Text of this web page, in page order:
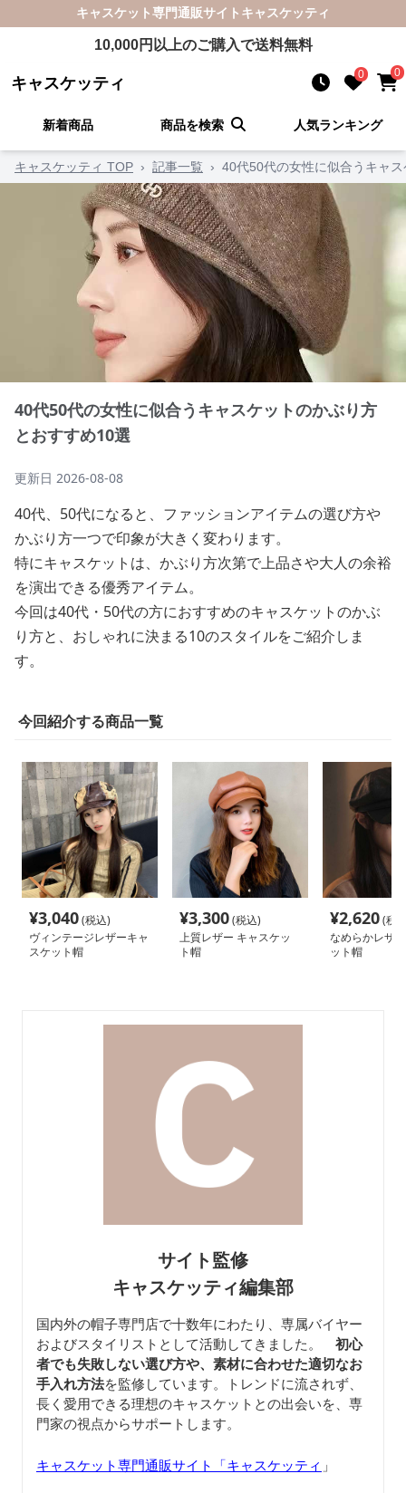
キャスケット専門通販サイト キャスケッティ
10,000円以上のご購入で送料無料
キャスケッティ 0 0
新着商品 商品を検索 人気ランキング
キャスケッティ TOP › 記事一覧 › 40代50代の女性に似合うキャ
40代50代の女性に似合うキャスケットのかぶり方
とおすすめ10選
更新日 2026-08-08
40代、50代になると、ファッションアイテムの選び方や
かぶり方一つで印象が大きく変わります。
特にキャスケットは、かぶり方次第で上品さや大人の余裕
を演出できる優秀アイテム。
今回は40代・50代の方におすすめのキャスケットのかぶ
り方と、おしゃれに決まる10のスタイルをご紹介しま
す。
今回紹介する商品一覧
¥3,040(税込)
ヴィンテージレザーキャ
スケット帽
¥3,300(税込)
上質レザー キャスケッ
ト帽
¥2,620(税
なめらかレザ
ット帽
サイト監修
キャスケッティ編集部
国内外の帽子専門店で十数年にわたり、専属バイヤー
およびスタイリストとして活動してきました。
初心
者でも失敗しない選び方や、素材に合わせた適切なお
手入れ方法を監修しています。トレンドに流されず、
長く愛用できる理想のキャスケットとの出会いを、専
門家の視点からサポートします。
キャスケット専門通販サイト「キャスケッティ 」